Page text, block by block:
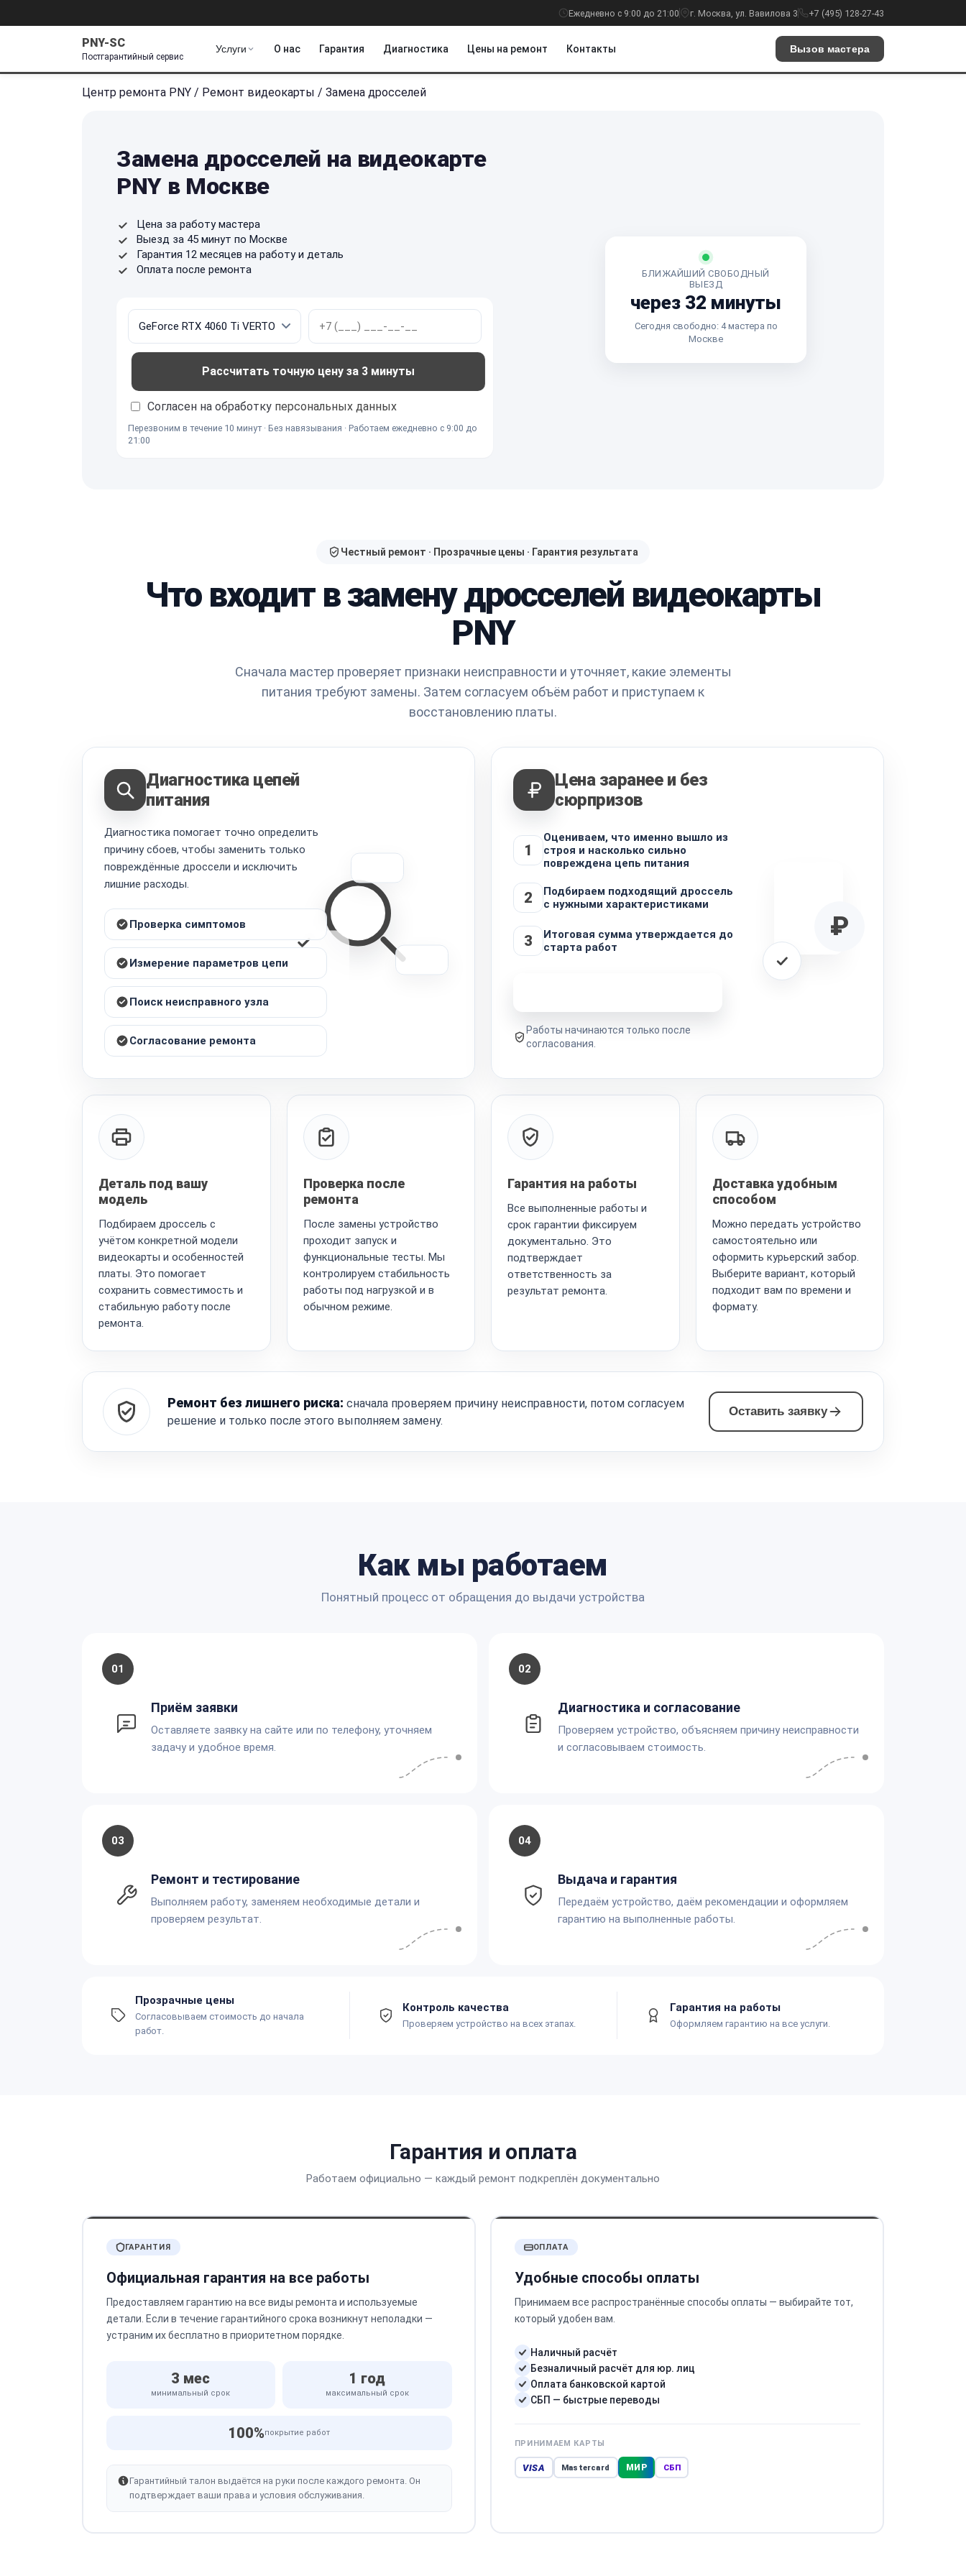
Ежедневно с 9:00 до 21:00 г. Москва, ул. Вавилова 3 +7 (495) 128-27-43
PNY-SC
Постгарантийный сервис
Услуги О нас Гарантия Диагностика Цены на ремонт Контакты Вызов мастера
Центр ремонта PNY / Ремонт видеокарты / Замена дросселей
Замена дросселей на видеокарте
PNY в Москве
Цена за работу мастера
Выезд за 45 минут по Москве
Гарантия 12 месяцев на работу и деталь
Оплата после ремонта
Рассчитать точную цену за 3 минуты
Согласен на обработку персональных данных
Перезвоним в течение 10 минут · Без навязывания · Работаем ежедневно с 9:00 до
21:00
БЛИЖАЙШИЙ СВОБОДНЫЙ
ВЫЕЗД
через 32 минуты
Сегодня свободно: 4 мастера по
Москве
Честный ремонт · Прозрачные цены · Гарантия результата
Что входит в замену дросселей видеокарты
PNY
Сначала мастер проверяет признаки неисправности и уточняет, какие элементы
питания требуют замены. Затем согласуем объём работ и приступаем к
восстановлению платы.
Диагностика цепей
питания
Диагностика помогает точно определить
причину сбоев, чтобы заменить только
повреждённые дроссели и исключить
лишние расходы.
Проверка симптомов
Измерение параметров цепи
Поиск неисправного узла
Согласование ремонта
Цена заранее и без
сюрпризов
1
Оцениваем, что именно вышло из
строя и насколько сильно
повреждена цепь питания
2
Подбираем подходящий дроссель
с нужными характеристиками
3
Итоговая сумма утверждается до
старта работ
Работы начинаются только после
согласования.
₽
Деталь под вашу
модель
Подбираем дроссель с
учётом конкретной модели
видеокарты и особенностей
платы. Это помогает
сохранить совместимость и
стабильную работу после
ремонта.
Проверка после
ремонта
После замены устройство
проходит запуск и
функциональные тесты. Мы
контролируем стабильность
работы под нагрузкой и в
обычном режиме.
Гарантия на работы
Все выполненные работы и
срок гарантии фиксируем
документально. Это
подтверждает
ответственность за
результат ремонта.
Доставка удобным
способом
Можно передать устройство
самостоятельно или
оформить курьерский забор.
Выберите вариант, который
подходит вам по времени и
формату.
Ремонт без лишнего риска: сначала проверяем причину неисправности, потом согласуем
решение и только после этого выполняем замену.
Оставить заявку
Как мы работаем
Понятный процесс от обращения до выдачи устройства
01
Приём заявки
Оставляете заявку на сайте или по телефону, уточняем
задачу и удобное время.
02
Диагностика и согласование
Проверяем устройство, объясняем причину неисправности
и согласовываем стоимость.
03
Ремонт и тестирование
Выполняем работу, заменяем необходимые детали и
проверяем результат.
04
Выдача и гарантия
Передаём устройство, даём рекомендации и оформляем
гарантию на выполненные работы.
Прозрачные цены
Согласовываем стоимость до начала
работ.
Контроль качества
Проверяем устройство на всех этапах.
Гарантия на работы
Оформляем гарантию на все услуги.
Гарантия и оплата
Работаем официально — каждый ремонт подкреплён документально
ГАРАНТИЯ
Официальная гарантия на все работы
Предоставляем гарантию на все виды ремонта и используемые
детали. Если в течение гарантийного срока возникнут неполадки —
устраним их бесплатно в приоритетном порядке.
3 мес
минимальный срок
1 год
максимальный срок
100%покрытие работ
Гарантийный талон выдаётся на руки после каждого ремонта. Он
подтверждает ваши права и условия обслуживания.
ОПЛАТА
Удобные способы оплаты
Принимаем все распространённые способы оплаты — выбирайте тот,
который удобен вам.
Наличный расчёт
Безналичный расчёт для юр. лиц
Оплата банковской картой
СБП — быстрые переводы
ПРИНИМАЕМ КАРТЫ
VISA Mastercard МИР СБП